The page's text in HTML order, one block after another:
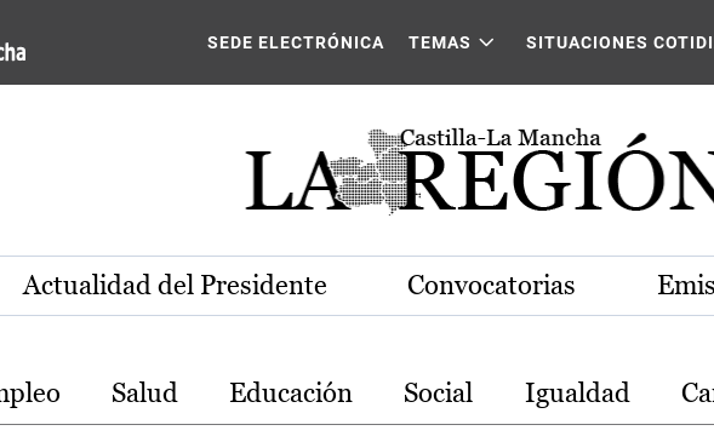
de Castilla-La Mancha
SEDE ELECTRÓNICA TEMAS SITUACIONES
Actualidad del Presidente Convocatorias
Salud Educación Social Igualdad